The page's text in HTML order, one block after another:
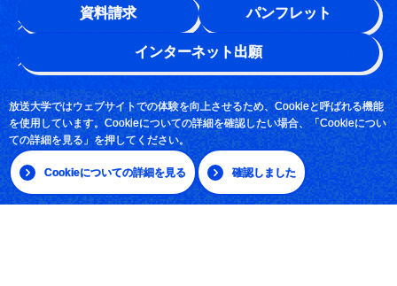
放送大学ではウェブサイトでの体験を向上させるため、Cookieと呼ばれる機能
を使用しています。Cookieについての詳細を確認したい場合、「Cookieについ
ての詳細を見る」を押してください。
Cookieについての詳細を見る 確認しました
資料請求 パンフレット
インターネット出願
このサイトについて
お問い合わせ
採用情報
サイトマップ
日本語 | English